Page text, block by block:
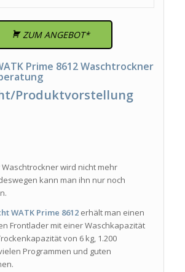
ZUM ANGEBOT*
Prime 8612 Waschtrockner
Produktvorstellung
Waschtrockner wird nicht mehr
kann man ihn nur noch
WATK Prime 8612erhält man einen
Frontlader mit einer Waschkapazität
von 6 kg, 1.200
Programmen und guten